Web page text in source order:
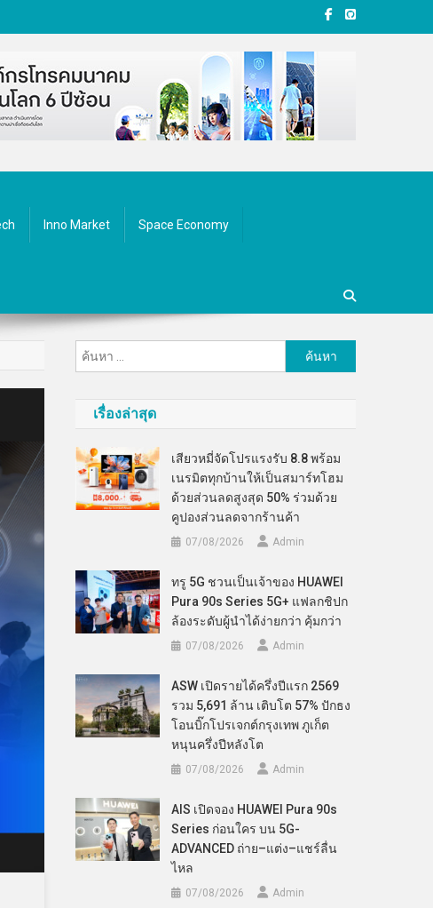
Inno Market Space Economy
ค้นหา
สำหรับ:
เรื่องล่าสุด
เสียวหมี่จัดโปรแรงรับ 8.8 พร้อม
เนรมิตทุกบ้านให้เป็นสมาร์ทโฮม
ด้วยส่วนลดสูงสุด 50% ร่วมด้วย
คูปองส่วนลดจากร้านค้า
07/08/2026 Admin
ทรู 5G ชวนเป็นเจ้าของ HUAWEI
Pura 90s Series 5G+ แฟลกชิปก
ล้องระดับผู้นำได้ง่ายกว่า คุ้มกว่า
07/08/2026 Admin
ASW เปิดรายได้ครึ่งปีแรก 2569
รวม 5,691 ล้าน เติบโต 57% ปักธง
โอนบิ๊กโปรเจกต์กรุงเทพ ภูเก็ต
หนุนครึ่งปีหลังโต
07/08/2026 Admin
AIS เปิดจอง HUAWEI Pura 90s
Series ก่อนใคร บน 5G-
ADVANCED ถ่าย–แต่ง–แชร์ลื่น
ไหล
07/08/2026 Admin